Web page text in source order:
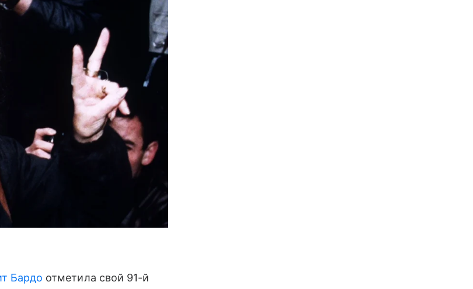
Бардо отметила свой 91-й